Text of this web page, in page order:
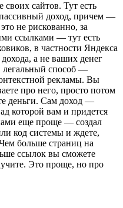
сайтов. Тут есть
доход, причем —
не рискованно, за
ссылками — тут есть
в частности Яндекса
а не ваших денег
легальный способ —
рекламы. Вы
про него, просто потом
деньги. Сам доход —
которой вам и придется
еще проще — создал
код системы и ждете,
больше страниц на
ссылок вы сможете
Это проще, но про